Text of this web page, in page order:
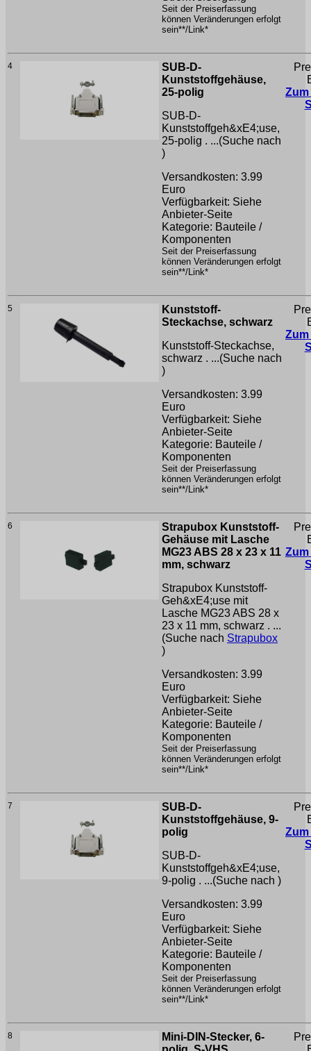
Seit der Preiserfassung
können Veränderungen erfolgt
sein**/Link*
4
SUB-D-
Kunststoffgehäuse,
25-polig
SUB-D-
Kunststoffgeh&xE4;use,
25-polig . ...(Suche nach
)
Versandkosten: 3.99
Euro
Verfügbarkeit: Siehe
Anbieter-Seite
Kategorie: Bauteile /
Komponenten
Seit der Preiserfassung
können Veränderungen erfolgt
sein**/Link*
Zum
5
Kunststoff-
Steckachse, schwarz
Kunststoff-Steckachse,
schwarz . ...(Suche nach
)
Versandkosten: 3.99
Euro
Verfügbarkeit: Siehe
Anbieter-Seite
Kategorie: Bauteile /
Komponenten
Seit der Preiserfassung
können Veränderungen erfolgt
sein**/Link*
Zum
6
Strapubox Kunststoff-
Gehäuse mit Lasche
MG23 ABS 28 x 23 x 11
mm, schwarz
Strapubox Kunststoff-
Geh&xE4;use mit
Lasche MG23 ABS 28 x
23 x 11 mm, schwarz . ...
(Suche nach Strapubox
)
Versandkosten: 3.99
Euro
Verfügbarkeit: Siehe
Anbieter-Seite
Kategorie: Bauteile /
Komponenten
Seit der Preiserfassung
können Veränderungen erfolgt
sein**/Link*
Zum
7
SUB-D-
Kunststoffgehäuse, 9-
polig
SUB-D-
Kunststoffgeh&xE4;use,
9-polig . ...(Suche nach )
Versandkosten: 3.99
Euro
Verfügbarkeit: Siehe
Anbieter-Seite
Kategorie: Bauteile /
Komponenten
Seit der Preiserfassung
können Veränderungen erfolgt
sein**/Link*
Zum
8
Mini-DIN-Stecker, 6-